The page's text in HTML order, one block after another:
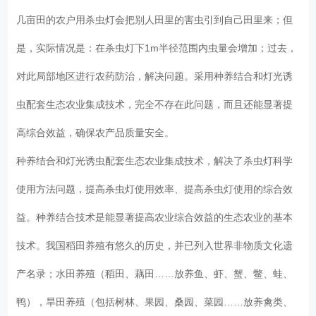
几亩田的农户用杀虫灯会把别人田里的害虫引到自己田里来；但
是，实际情况是：在杀虫灯下1m半径范围内虫量会增加；过去，
对此局部地区进行农药防治，解决问题。采用种养结合和灯光诱
虫配套生态农业集成技术，完全不存在此问题，而且还能显著提
高综合效益，确保农产品质量安全。
种养结合和灯光诱虫配套生态农业集成技术，解决了杀虫灯科学
使用方法问题，提高杀虫灯使用效率、提高杀虫灯使用的综合效
益。种养结合技术是能显著提高农业综合效益的生态农业的基本
技术。我国稻田养殖有悠久的历史，并已列入世界非物质文化遗
产名录；水田养殖（稻田、藕田……放养鱼、虾、蟹、鳖、蛙、
鸭），旱田养殖（包括树林、果园、桑园、菜园……放养禽类、